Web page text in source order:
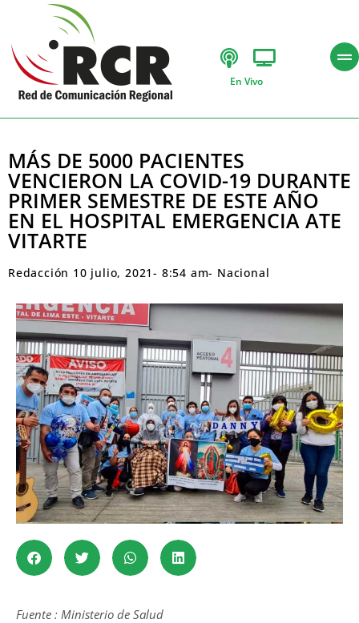
En Vivo
MÁS DE 5000 PACIENTES
VENCIERON LA COVID-19 DURANTE
PRIMER SEMESTRE DE ESTE AÑO
EN EL HOSPITAL EMERGENCIA ATE
VITARTE
Redacción 10 julio, 2021- 8:54 am- Nacional
Fuente : Ministerio de Salud